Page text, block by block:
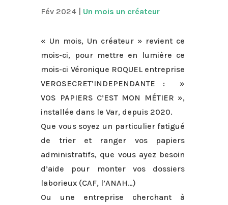
Fév 2024 | Un mois un créateur
« Un mois, Un créateur » revient ce
mois-ci, pour mettre en lumière ce
mois-ci Véronique ROQUEL entreprise
VEROSECRET’INDEPENDANTE : »
VOS PAPIERS C’EST MON MÉTIER »,
installée dans le Var, depuis 2020.
Que vous soyez un particulier fatigué
de trier et ranger vos papiers
administratifs, que vous ayez besoin
d’aide pour monter vos dossiers
laborieux (CAF, l’ANAH…)
Ou une entreprise cherchant à